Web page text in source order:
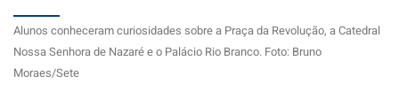
Alunos conheceram curiosidades sobre a Praça da Revolução, a Catedral
Nossa Senhora de Nazaré e o Palácio Rio Branco. Foto: Bruno
Moraes/Sete